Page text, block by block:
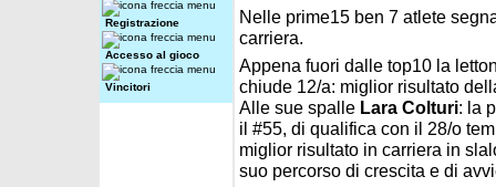
Registrazione
Accesso al gioco
Vincitori
Nelle prime15 ben 7 atlete
carriera.
Appena fuori dalle top10 la
chiude 12/a: miglior risultato
Alle sue spalle Lara Colturi: la
il #55, di qualifica con il 28/o
miglior risultato in carriera in
suo percorso di crescita e di